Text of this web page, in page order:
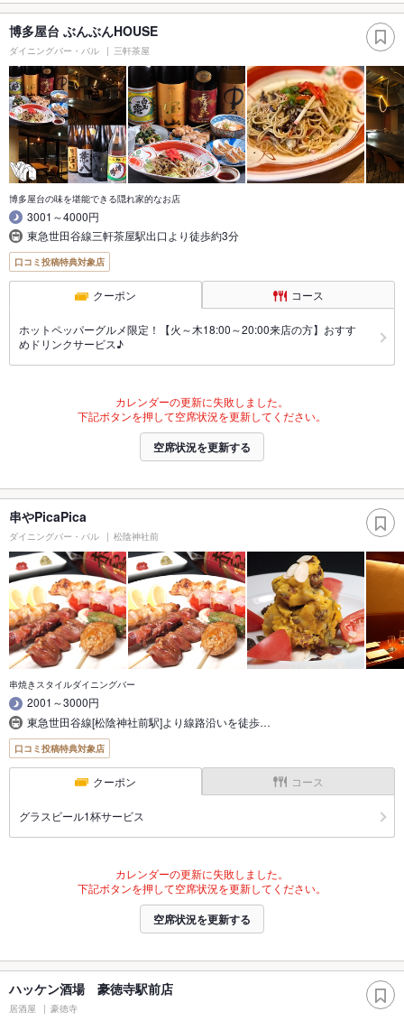
博多屋台 ぶんぶんHOUSE
ダイニングバー・バル 三軒茶屋
博多屋台の味を堪能できる隠れ家的なお店
3001～4000円
東急世田谷線三軒茶屋駅出口より徒歩約3分
口コミ投稿特典対象店
クーポン コース
ホットペッパーグルメ限定！【火～木18:00～20:00来店の方】おすす
めドリンクサービス♪
カレンダーの更新に失敗しました。
下記ボタンを押して空席状況を更新してください。
空席状況を更新する
串やPicaPica
ダイニングバー・バル 松陰神社前
串焼きスタイルダイニングバー
2001～3000円
東急世田谷線[松陰神社前駅]より線路沿いを徒歩…
口コミ投稿特典対象店
クーポン コース
グラスビール1杯サービス
カレンダーの更新に失敗しました。
下記ボタンを押して空席状況を更新してください。
空席状況を更新する
ハッケン酒場 豪徳寺駅前店
居酒屋 豪徳寺